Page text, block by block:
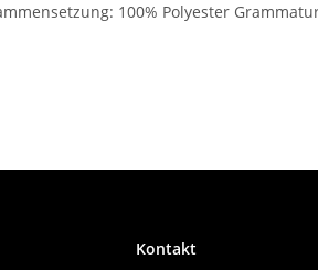
100% Polyester
Kontakt